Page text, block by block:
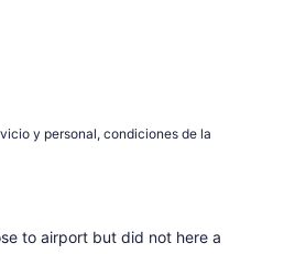
y personal, condiciones de la
to airport but did not here a